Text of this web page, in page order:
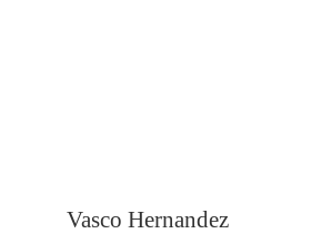
Vasco Hernandez